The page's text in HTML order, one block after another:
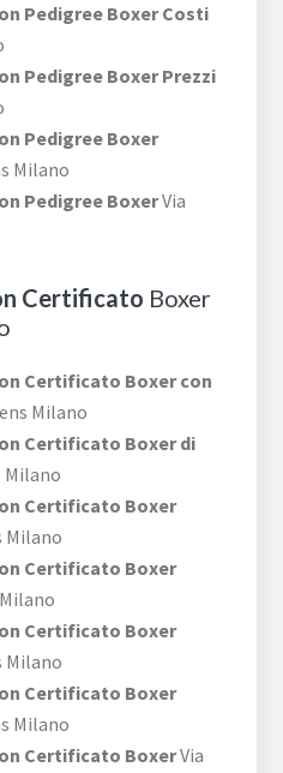
Pedigree Boxer Costi
Pedigree Boxer Prezzi
Pedigree Boxer
Milano
Pedigree BoxerVia
Certificato Boxer
Certificato Boxer con
Milano
Certificato Boxer di
Milano
Certificato Boxer
Milano
Certificato Boxer
Certificato Boxer
Milano
Certificato Boxer
Milano
Certificato BoxerVia